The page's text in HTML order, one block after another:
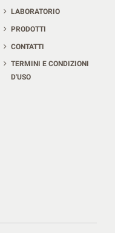
LABORATORIO
PRODOTTI
CONTATTI
TERMINI E CONDIZIONI
D'USO